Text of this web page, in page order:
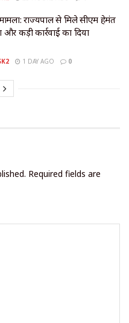
राज्यपाल से मिले सीएम हेमंत
और कड़ी कार्रवाई का दिया
1 DAY AGO 0
Required fields are